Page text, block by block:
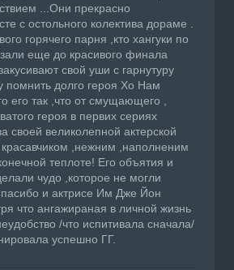
...Они прекрасно
с остольного колектива дораме .
горячего парня ,кто хангуки по
еще до красивого финала
свой уши с гарнутуру
помнить долго героя Хо Нам
его так ,что от смущающего ,
героя в первих сериях
своей великолепной актерской
,нежним ,наполненим
теплоте! Его объятия и
чудо ,которое не могли
и актрисе Им Дже Йон
что ангажираная в личной жизнь
/что испитивала сначала/
успешно ГГ.